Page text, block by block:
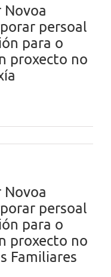
Novoa
persoal
para o
proxecto no
Novoa
persoal
para o
proxecto no
Familiares